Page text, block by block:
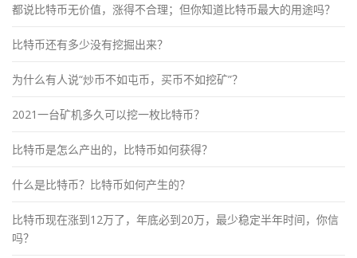
都说比特币无价值，涨得不合理；但你知道比特币最大的用途吗？
比特币还有多少没有挖掘出来？
为什么有人说“炒币不如屯币，买币不如挖矿”？
2021一台矿机多久可以挖一枚比特币？
比特币是怎么产出的，比特币如何获得？
什么是比特币？比特币如何产生的？
比特币现在涨到12万了，年底必到20万，最少稳定半年时间，你信
吗？